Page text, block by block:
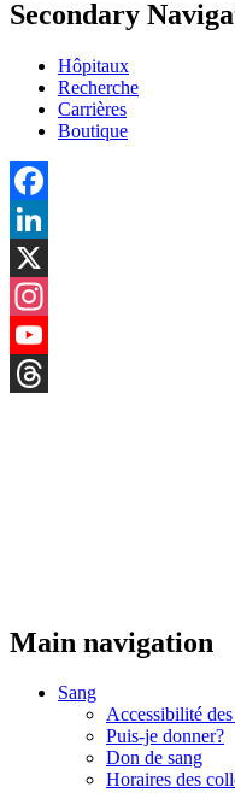
Secondary
Hôpitaux
Recherche
Carrières
Boutique
Facebook
LinkedIn
X
Instagram
YouTube
Main navigation
Sang
Accessibilité
Puis-je donner?
Don de sang
Horaires des